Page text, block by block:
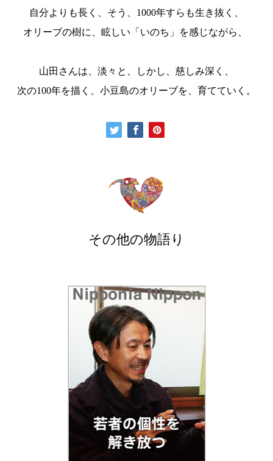
自分よりも長く、そう、1000年すらも生き抜く、
オリーブの樹に、眩しい「いのち」を感じながら、
山田さんは、淡々と、しかし、慈しみ深く、
次の100年を描く、小豆島のオリーブを、育てていく。
その他の物語り